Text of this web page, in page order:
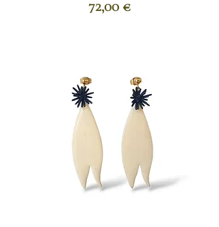
Prix
72,00 €